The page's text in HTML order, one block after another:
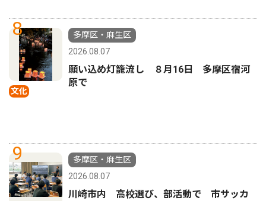
8
文化
多摩区・麻生区
2026.08.07
願い込め灯籠流し ８月16日 多摩区宿河
原で
9
多摩区・麻生区
2026.08.07
川崎市内 高校選び、部活動で 市サッカ